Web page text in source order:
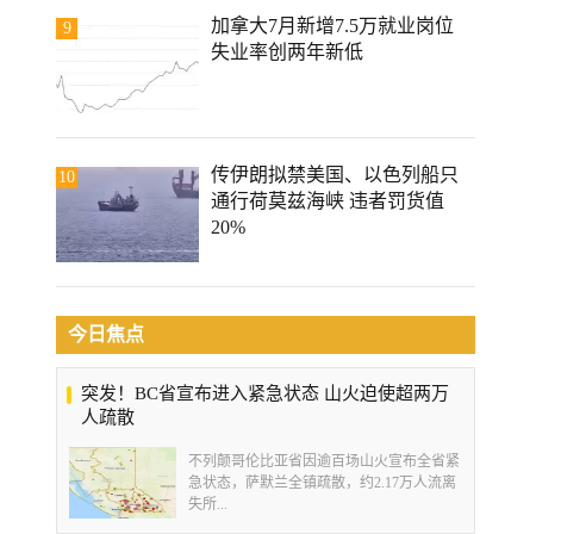
9
加拿大7月新增7.5万就业岗位
失业率创两年新低
10
传伊朗拟禁美国、以色列船只
通行荷莫兹海峡 违者罚货值
20%
今日焦点
突发！BC省宣布进入紧急状态 山火迫使超两万
人疏散
不列颠哥伦比亚省因逾百场山火宣布全省紧
急状态，萨默兰全镇疏散，约2.17万人流离
失所...